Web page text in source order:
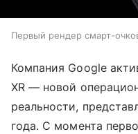
Первый рендер смарт-
Компания Google
XR — новой
реальности,
года. С момента